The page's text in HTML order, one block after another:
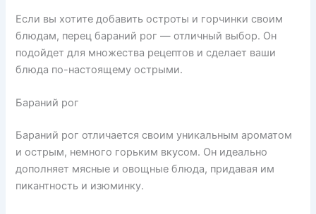
Если вы хотите добавить остроты и горчинки своим
блюдам, перец бараний рог — отличный выбор. Он
подойдет для множества рецептов и сделает ваши
блюда по-настоящему острыми.
Бараний рог
Бараний рог отличается своим уникальным ароматом
и острым, немного горьким вкусом. Он идеально
дополняет мясные и овощные блюда, придавая им
пикантность и изюминку.